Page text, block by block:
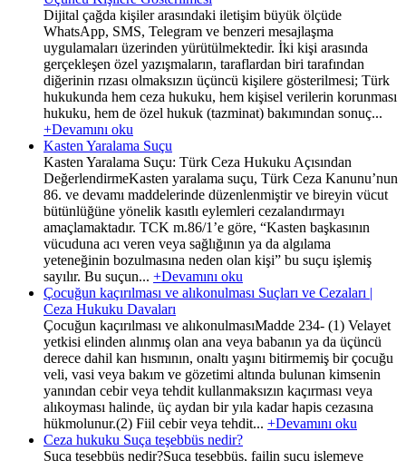
Dijital çağda kişiler arasındaki iletişim büyük ölçüde
WhatsApp, SMS, Telegram ve benzeri mesajlaşma
uygulamaları üzerinden yürütülmektedir. İki kişi arasında
gerçekleşen özel yazışmaların, taraflardan biri tarafından
diğerinin rızası olmaksızın üçüncü kişilere gösterilmesi; Türk
hukukunda hem ceza hukuku, hem kişisel verilerin korunması
hukuku, hem de özel hukuk (tazminat) bakımından sonuç...
+Devamını oku
Kasten Yaralama Suçu
Kasten Yaralama Suçu: Türk Ceza Hukuku Açısından
DeğerlendirmeKasten yaralama suçu, Türk Ceza Kanunu’nun
86. ve devamı maddelerinde düzenlenmiştir ve bireyin vücut
bütünlüğüne yönelik kasıtlı eylemleri cezalandırmayı
amaçlamaktadır. TCK m.86/1’e göre, “Kasten başkasının
vücuduna acı veren veya sağlığının ya da algılama
yeteneğinin bozulmasına neden olan kişi” bu suçu işlemiş
sayılır. Bu suçun... +Devamını oku
Çocuğun kaçırılması ve alıkonulması Suçları ve Cezaları |
Ceza Hukuku Davaları
Çocuğun kaçırılması ve alıkonulmasıMadde 234- (1) Velayet
yetkisi elinden alınmış olan ana veya babanın ya da üçüncü
derece dahil kan hısmının, onaltı yaşını bitirmemiş bir çocuğu
veli, vasi veya bakım ve gözetimi altında bulunan kimsenin
yanından cebir veya tehdit kullanmaksızın kaçırması veya
alıkoyması halinde, üç aydan bir yıla kadar hapis cezasına
hükmolunur.(2) Fiil cebir veya tehdit... +Devamını oku
Ceza hukuku Suça teşebbüs nedir?
Suça teşebbüs nedir?Suça teşebbüs, failin suçu işlemeye